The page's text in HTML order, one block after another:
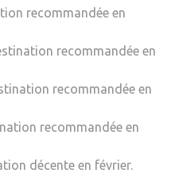
recommandée en
recommandée en
recommandée en
recommandée en
décente en février.